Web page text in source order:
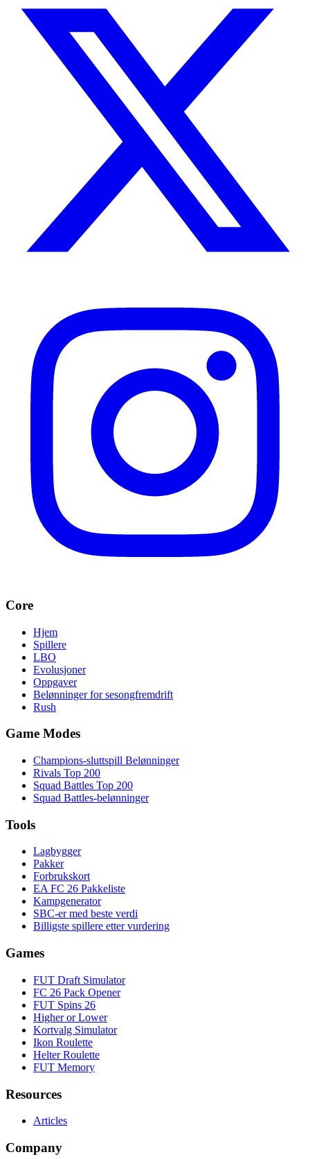
Core
Hjem
Spillere
LBO
Evolusjoner
Oppgaver
Belønninger for sesongfremdrift
Rush
Game Modes
Champions-sluttspill Belønninger
Rivals Top 200
Squad Battles Top 200
Squad Battles-belønninger
Tools
Lagbygger
Pakker
Forbrukskort
EA FC 26 Pakkeliste
Kampgenerator
SBC-er med beste verdi
Billigste spillere etter vurdering
Games
FUT Draft Simulator
FC 26 Pack Opener
FUT Spins 26
Higher or Lower
Kortvalg Simulator
Ikon Roulette
Helter Roulette
FUT Memory
Resources
Articles
Company